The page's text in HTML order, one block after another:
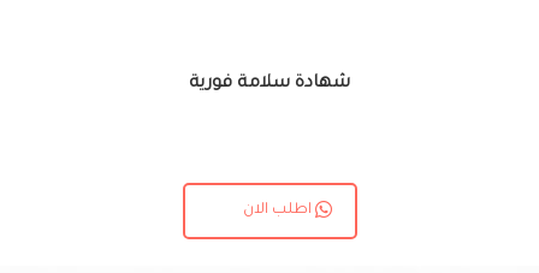
شهادة سلامة فورية
اطلب الان